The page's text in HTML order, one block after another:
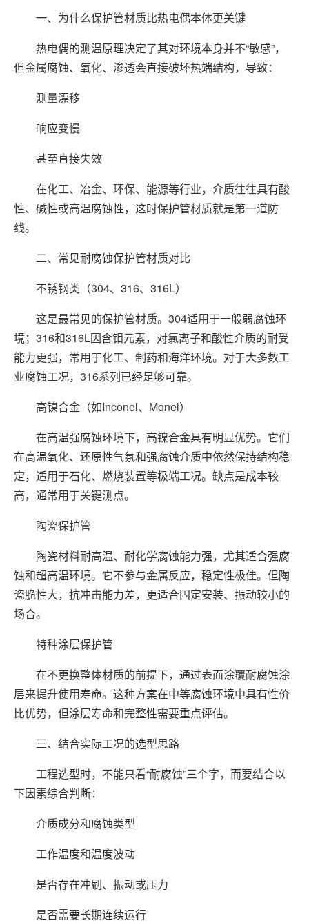
一、为什么保护管材质比热电偶本体更关键
热电偶的测温原理决定了其对环境本身并不“敏感”，
但金属腐蚀、氧化、渗透会直接破坏热端结构，导致：
测量漂移
响应变慢
甚至直接失效
在化工、冶金、环保、能源等行业，介质往往具有酸
性、碱性或高温腐蚀性，这时保护管材质就是第一道防
线。
二、常见耐腐蚀保护管材质对比
不锈钢类（304、316、316L）
这是最常见的保护管材质。304适用于一般弱腐蚀环
境；316和316L因含钼元素，对氯离子和酸性介质的耐受
能力更强，常用于化工、制药和海洋环境。对于大多数工
业腐蚀工况，316系列已经足够可靠。
高镍合金（如Inconel、Monel）
在高温强腐蚀环境下，高镍合金具有明显优势。它们
在高温氧化、还原性气氛和强腐蚀介质中依然保持结构稳
定，适用于石化、燃烧装置等极端工况。缺点是成本较
高，通常用于关键测点。
陶瓷保护管
陶瓷材料耐高温、耐化学腐蚀能力强，尤其适合强腐
蚀和超高温环境。它不参与金属反应，稳定性极佳。但陶
瓷脆性大，抗冲击能力差，更适合固定安装、振动较小的
场合。
特种涂层保护管
在不更换整体材质的前提下，通过表面涂覆耐腐蚀涂
层来提升使用寿命。这种方案在中等腐蚀环境中具有性价
比优势，但涂层寿命和完整性需要重点评估。
三、结合实际工况的选型思路
工程选型时，不能只看“耐腐蚀”三个字，而要结合以
下因素综合判断：
介质成分和腐蚀类型
工作温度和温度波动
是否存在冲刷、振动或压力
是否需要长期连续运行